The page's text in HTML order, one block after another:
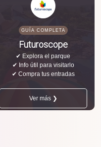
GUÍA COMPLETA
Futuroscope
✔ Explora el parque
✔ Info útil para visitarlo
✔ Compra tus entradas
Ver más ❯